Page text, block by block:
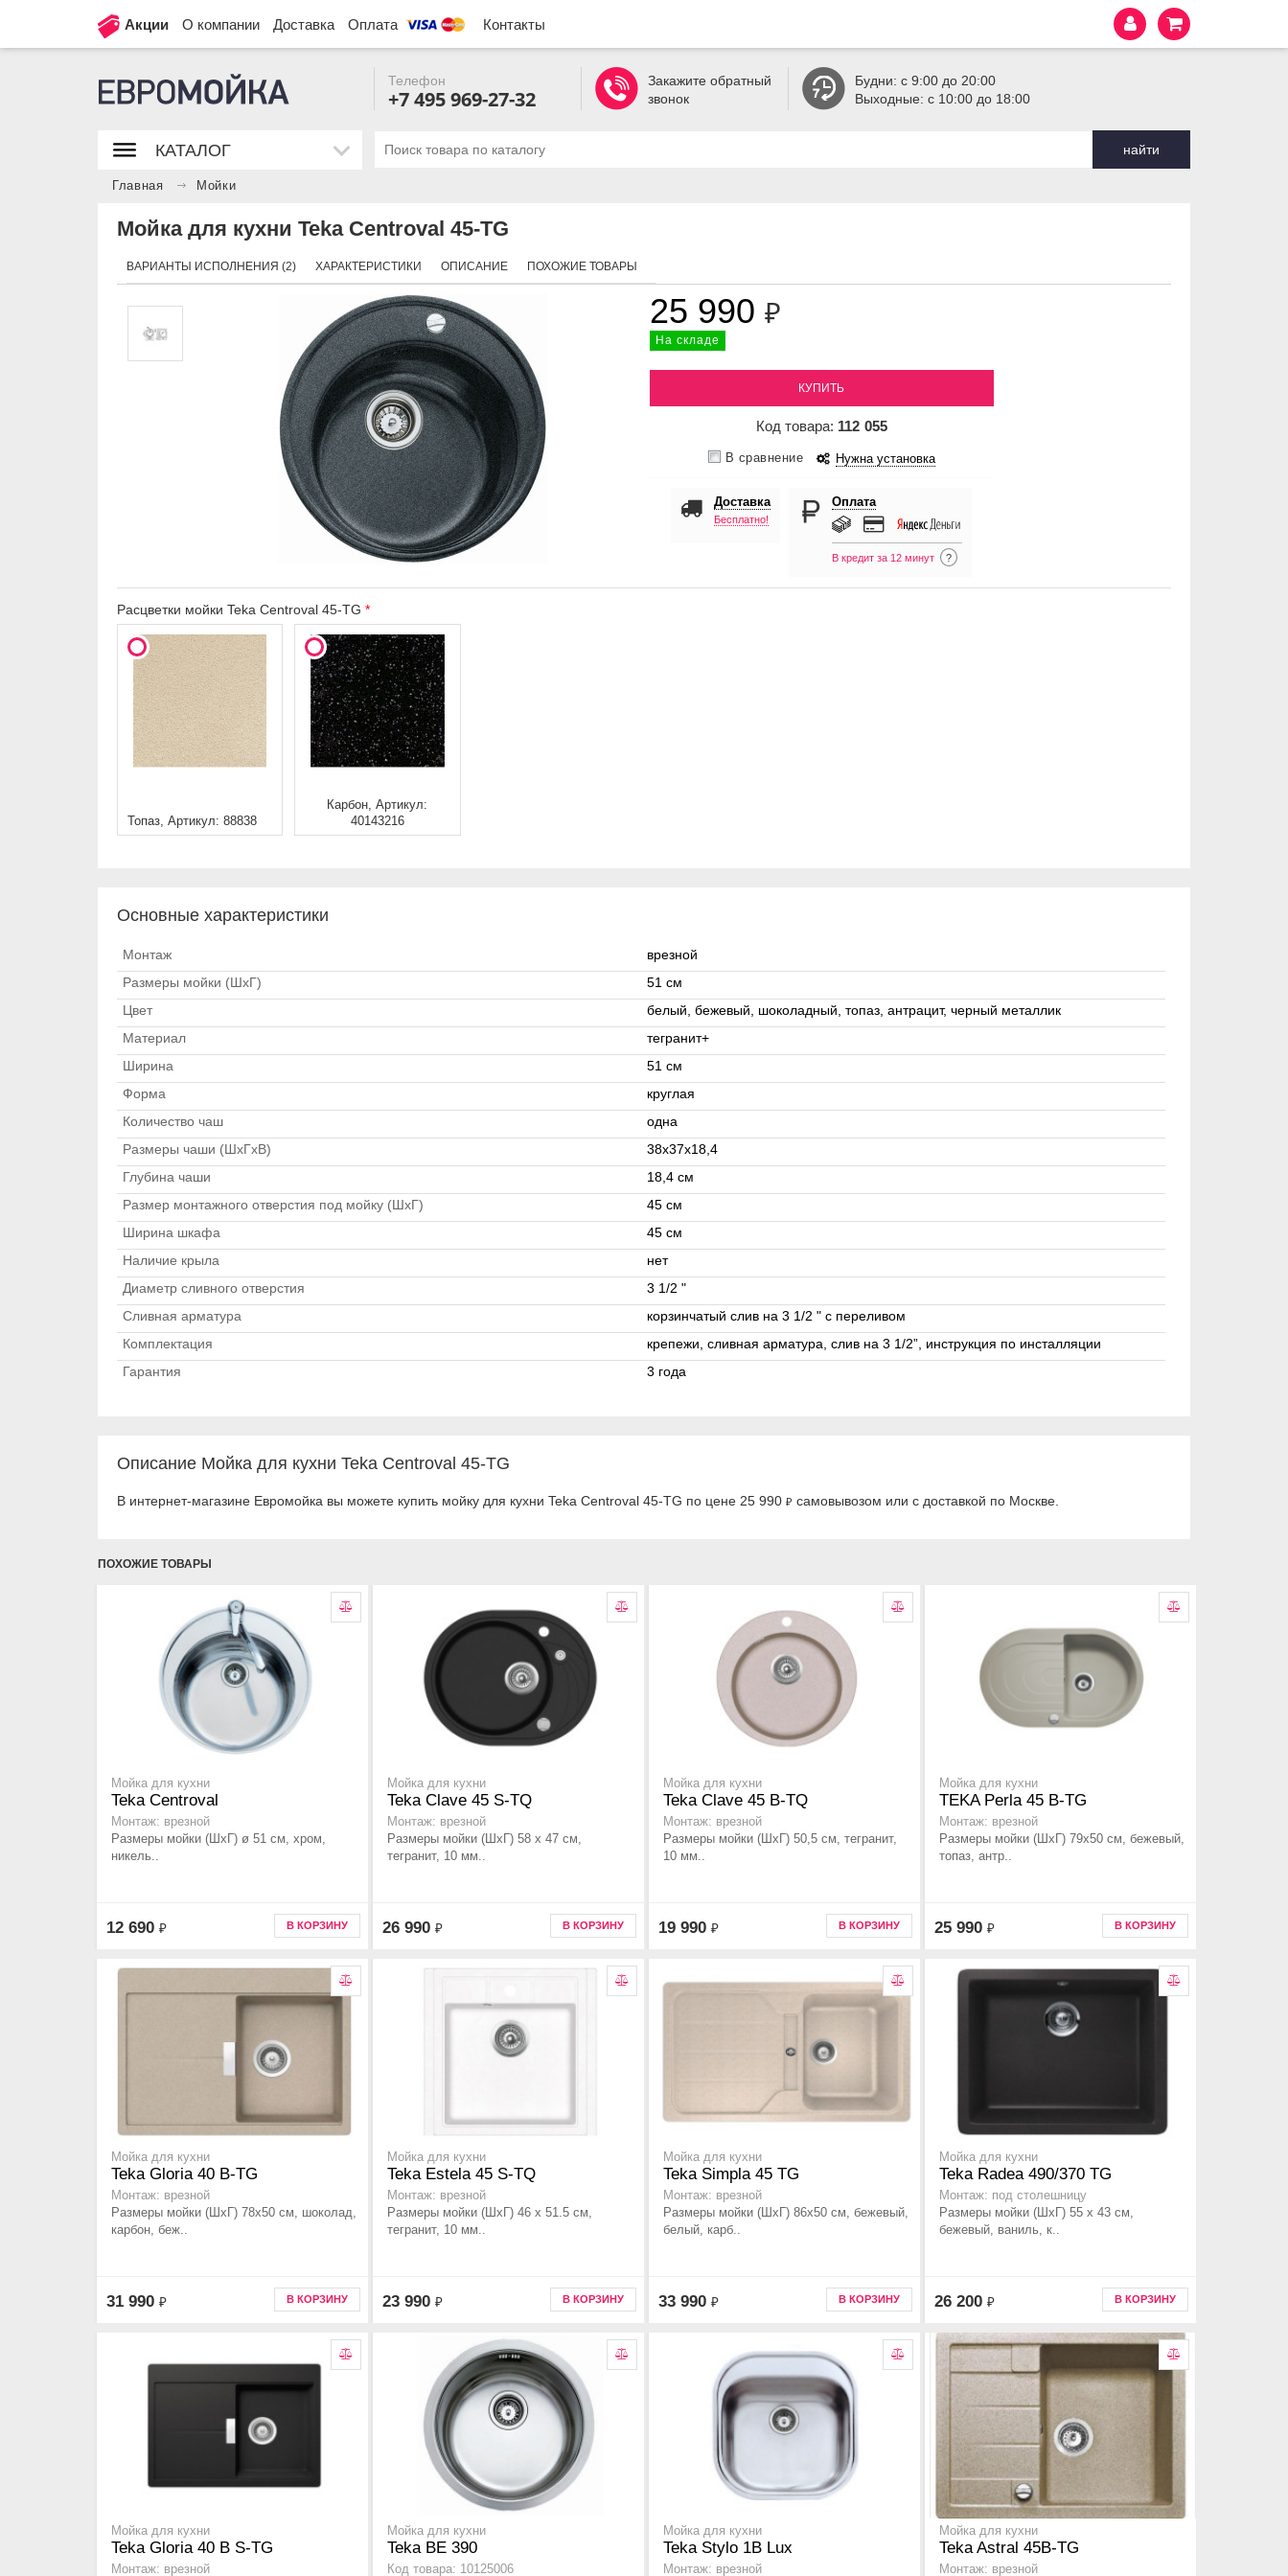
Акции О компании Доставка Оплата Контакты
Телефон
+7 495 969-27-32
Закажите обратный
звонок
Будни: с 9:00 до 20:00
Выходные: с 10:00 до 18:00
найти
КАТАЛОГ
Главная Мойки
Мойка для кухни Teka Centroval 45-TG
ВАРИАНТЫ ИСПОЛНЕНИЯ (2) ХАРАКТЕРИСТИКИ ОПИСАНИЕ ПОХОЖИЕ ТОВАРЫ
25 990 ₽
На складе
КУПИТЬ
Код товара: 112 055
В сравнение Нужна установка
Доставка
Бесплатно!
Оплата
В кредит за 12 минут ?
Расцветки мойки Teka Centroval 45-TG
Топаз, Артикул: 88838
Карбон, Артикул:
40143216
Основные характеристики
Монтаж
врезной
Размеры мойки (ШхГ)
51 см
Цвет
белый, бежевый, шоколадный, топаз, антрацит, черный металлик
Материал
тегранит+
Ширина
51 см
Форма
круглая
Количество чаш
одна
Размеры чаши (ШхГхВ)
38х37х18,4
Глубина чаши
18,4 см
Размер монтажного отверстия под мойку (ШхГ)
45 см
Ширина шкафа
45 см
Наличие крыла
нет
Диаметр сливного отверстия
3 1/2 "
Сливная арматура
корзинчатый слив на 3 1/2 " с переливом
Комплектация
крепежи, сливная арматура, слив на 3 1/2”, инструкция по инсталляции
Гарантия
3 года
Описание Мойка для кухни Teka Centroval 45-TG
В интернет-магазине Евромойка вы можете купить мойку для кухни Teka Centroval 45-TG по цене 25 990 ₽ самовывозом или с доставкой по Москве.
ПОХОЖИЕ ТОВАРЫ
Мойка для кухни
Teka Centroval
Монтаж: врезной
Размеры мойки (ШхГ) ø 51 см, хром,
никель..
12 690 ₽ В КОРЗИНУ
Мойка для кухни
Teka Clave 45 S-TQ
Монтаж: врезной
Размеры мойки (ШхГ) 58 х 47 см,
тегранит, 10 мм..
26 990 ₽ В КОРЗИНУ
Мойка для кухни
Teka Clave 45 B-TQ
Монтаж: врезной
Размеры мойки (ШхГ) 50,5 см, тегранит,
10 мм..
19 990 ₽ В КОРЗИНУ
Мойка для кухни
TEKA Perla 45 B-TG
Монтаж: врезной
Размеры мойки (ШхГ) 79х50 см, бежевый,
топаз, антр..
25 990 ₽ В КОРЗИНУ
Мойка для кухни
Teka Gloria 40 B-TG
Монтаж: врезной
Размеры мойки (ШхГ) 78х50 см, шоколад,
карбон, беж..
31 990 ₽ В КОРЗИНУ
Мойка для кухни
Teka Estela 45 S-TQ
Монтаж: врезной
Размеры мойки (ШхГ) 46 x 51.5 см,
тегранит, 10 мм..
23 990 ₽ В КОРЗИНУ
Мойка для кухни
Teka Simpla 45 TG
Монтаж: врезной
Размеры мойки (ШхГ) 86х50 см, бежевый,
белый, карб..
33 990 ₽ В КОРЗИНУ
Мойка для кухни
Teka Radea 490/370 TG
Монтаж: под столешницу
Размеры мойки (ШхГ) 55 х 43 см,
бежевый, ваниль, к..
26 200 ₽ В КОРЗИНУ
Мойка для кухни
Teka Gloria 40 B S-TG
Монтаж: врезной
Мойка для кухни
Teka BE 390
Код товара: 10125006
Мойка для кухни
Teka Stylo 1B Lux
Монтаж: врезной
Мойка для кухни
Teka Astral 45B-TG
Монтаж: врезной